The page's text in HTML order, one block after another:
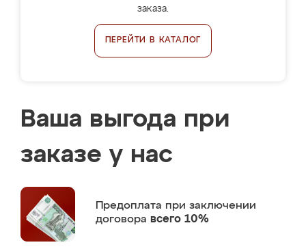
заказа.
ПЕРЕЙТИ В КАТАЛОГ
Ваша выгода при
заказе у нас
Предоплата при заключении
договора всего 10%